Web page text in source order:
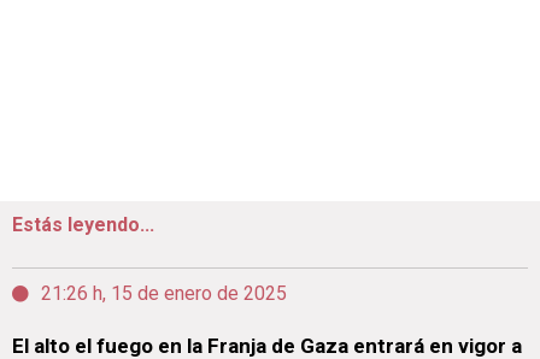
Estás leyendo...
21:26 h, 15 de enero de 2025
El alto el fuego en la Franja de Gaza entrará en vigor a